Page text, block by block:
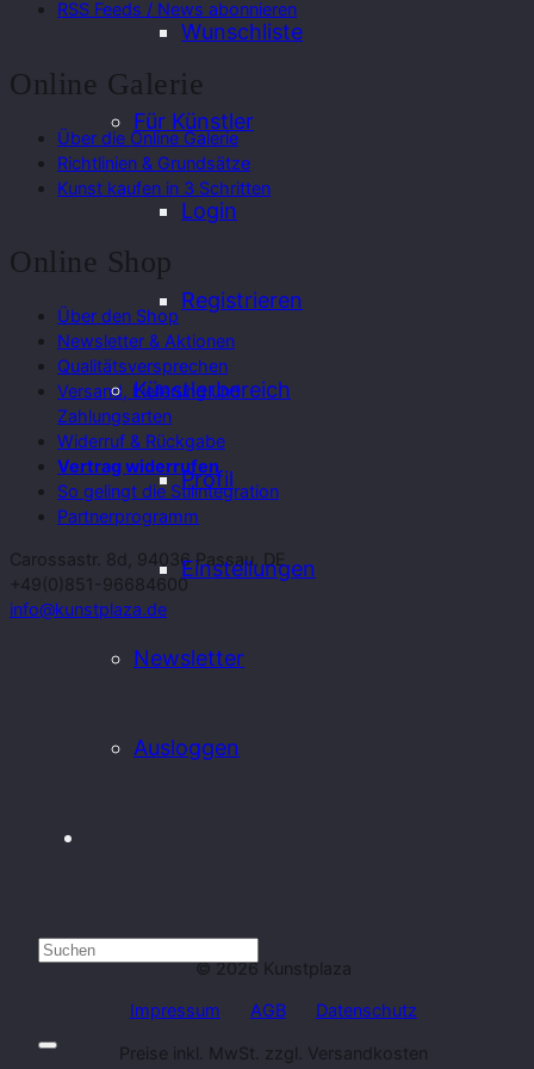
Wunschliste
Für Künstler
Login
Registrieren
Künstlerbereich
Profil
Einstellungen
Newsletter
Ausloggen
RSS Feeds / News abonnieren
Online Galerie
Über die Online Galerie
Richtlinien & Grundsätze
Kunst kaufen in 3 Schritten
Online Shop
Über den Shop
Newsletter & Aktionen
Qualitätsversprechen
Versand, Lieferung und
Zahlungsarten
Widerruf & Rückgabe
Vertrag widerrufen
So gelingt die Stilintegration
Partnerprogramm
Carossastr. 8d, 94036 Passau, DE
+49(0)851-96684600
info@kunstplaza.de
© 2026 Kunstplaza
Impressum AGB Datenschutz
Preise inkl. MwSt. zzgl. Versandkosten